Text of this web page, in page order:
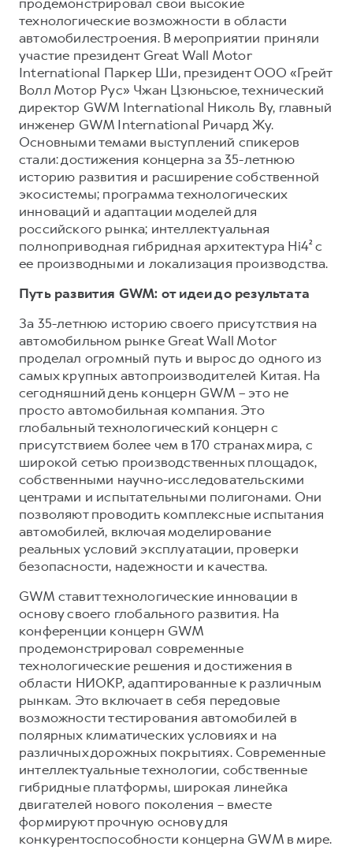
АКСЕССУАРЫ HAVAL
Автомобильные аксессуары
Коллекция CITY
Коллекция Базовая
Коллекция Детская
АКСЕССУАРЫ HAVAL
Автомобильные аксессуары
Коллекция CITY
Коллекция Базовая
Коллекция Детская
технологические возможности в области
автомобилестроения. В мероприятии приняли
участие президент Great Wall Motor
International Паркер Ши, президент ООО «Грейт
Волл Мотор Рус» Чжан Цзюньсюе, технический
директор GWM International Николь Ву, главный
инженер GWM International Ричард Жу.
Основными темами выступлений спикеров
стали: достижения концерна за 35-летнюю
историю развития и расширение собственной
экосистемы; программа технологических
инноваций и адаптации моделей для
российского рынка; интеллектуальная
полноприводная гибридная архитектура Hi4² с
ее производными и локализация производства.
Путь развития GWM: от идеи до результата
За 35-летнюю историю своего присутствия на
автомобильном рынке Great Wall Motor
проделал огромный путь и вырос до одного из
самых крупных автопроизводителей Китая. На
сегодняшний день концерн GWM – это не
просто автомобильная компания. Это
глобальный технологический концерн с
присутствием более чем в 170 странах мира, с
широкой сетью производственных площадок,
собственными научно-исследовательскими
центрами и испытательными полигонами. Они
позволяют проводить комплексные испытания
автомобилей, включая моделирование
реальных условий эксплуатации, проверки
безопасности, надежности и качества.
GWM ставит технологические инновации в
основу своего глобального развития. На
конференции концерн GWM
продемонстрировал современные
технологические решения и достижения в
области НИОКР, адаптированные к различным
рынкам. Это включает в себя передовые
возможности тестирования автомобилей в
полярных климатических условиях и на
различных дорожных покрытиях. Современные
интеллектуальные технологии, собственные
гибридные платформы, широкая линейка
двигателей нового поколения – вместе
формируют прочную основу для
конкурентоспособности концерна GWM в мире.